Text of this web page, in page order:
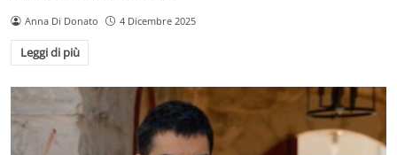
Anna Di Donato 4 Dicembre 2025
Leggi di più